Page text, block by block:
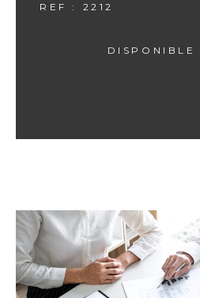
REF : 2212
DISPONIBLE